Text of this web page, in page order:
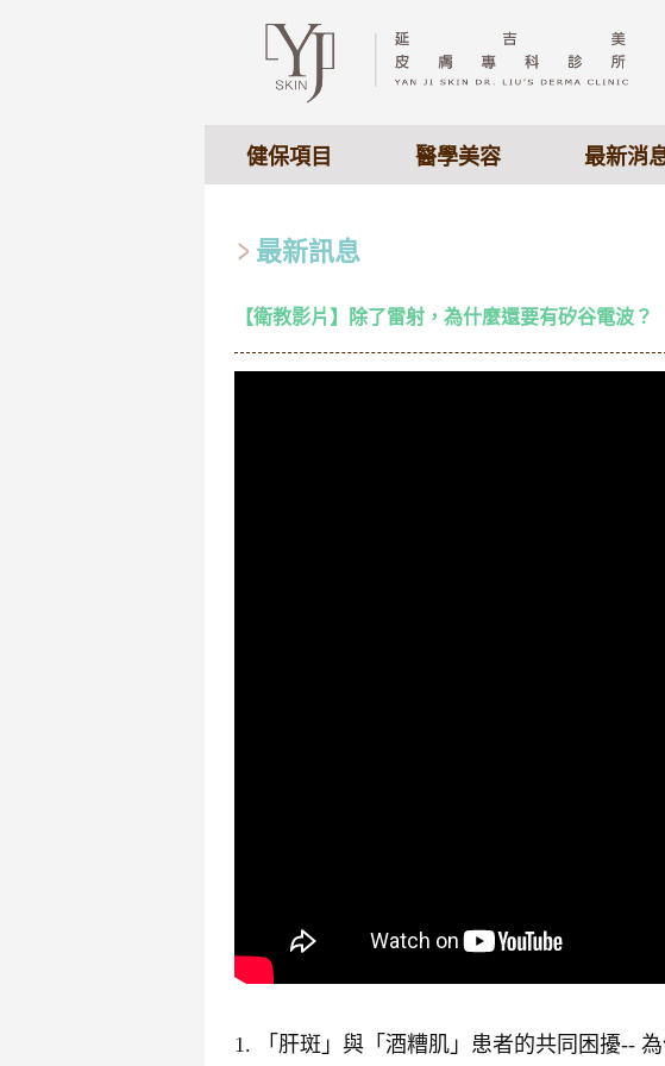
健保項目 醫學美容 最新消
最新訊息
【衛教影片】除了雷射，為什麼還要有矽谷電波？
1. 「肝斑」與「酒糟肌」患者的共同困擾--